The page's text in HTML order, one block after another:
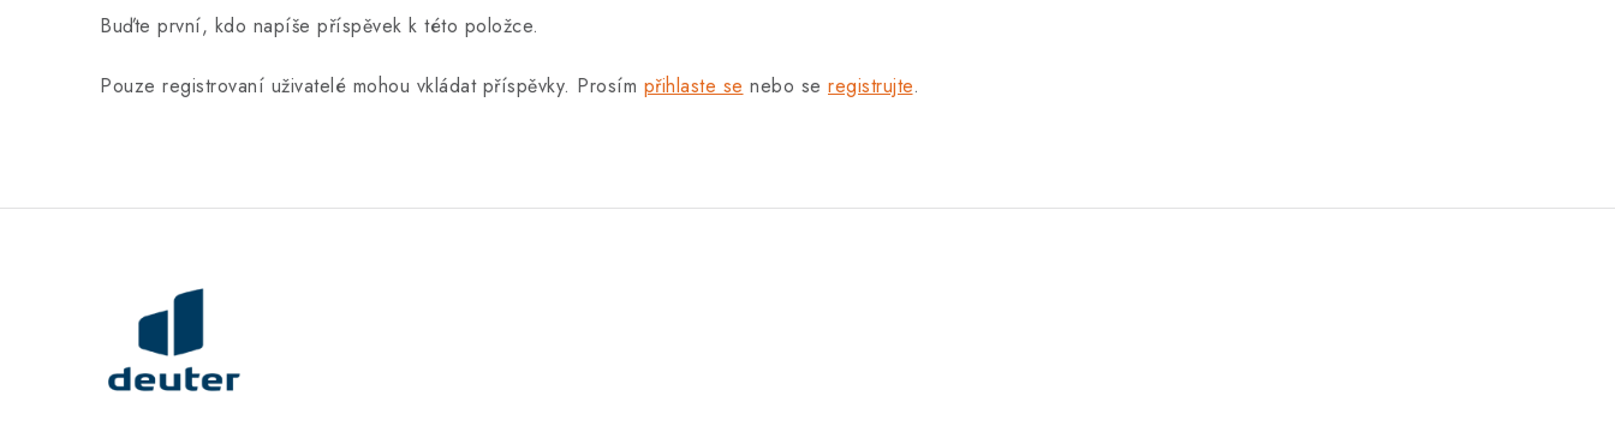
Buďte první, kdo napíše příspěvek k této položce.
Pouze registrovaní uživatelé mohou vkládat příspěvky. Prosím přihlaste se nebo se registrujte.